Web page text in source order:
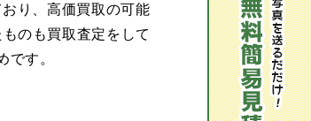
り、高価買取の可能
のも買取査定をして
す。